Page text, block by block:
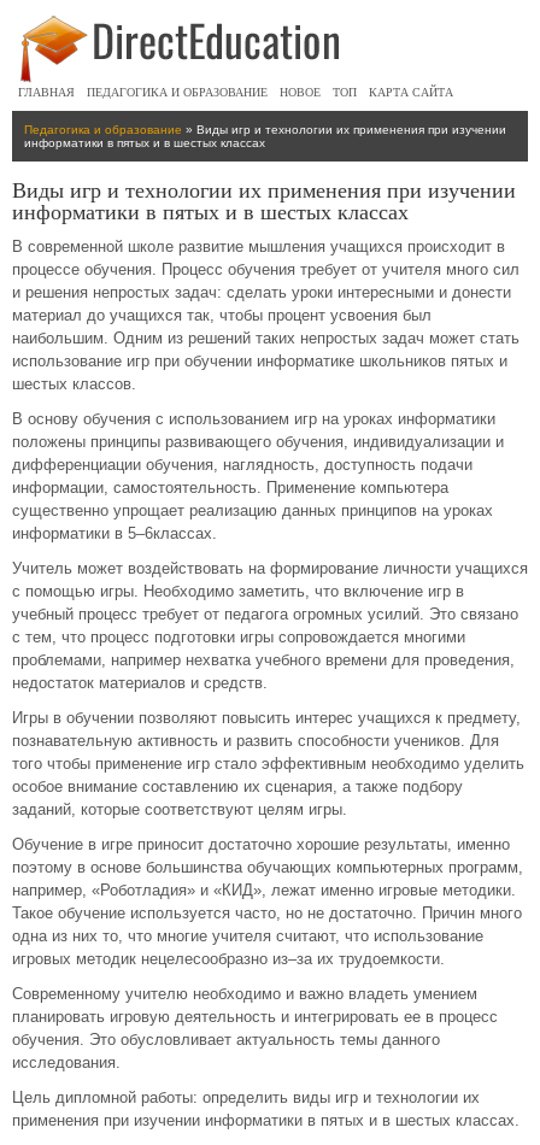
ГЛАВНАЯ ПЕДАГОГИКА И ОБРАЗОВАНИЕ НОВОЕ ТОП КАРТА САЙТА
Педагогика и образование » Виды игр и технологии их применения при изучении
информатики в пятых и в шестых классах
Виды игр и технологии их применения при изучении
информатики в пятых и в шестых классах
В современной школе развитие мышления учащихся происходит в
процессе обучения. Процесс обучения требует от учителя много сил
и решения непростых задач: сделать уроки интересными и донести
материал до учащихся так, чтобы процент усвоения был
наибольшим. Одним из решений таких непростых задач может стать
использование игр при обучении информатике школьников пятых и
шестых классов.
В основу обучения с использованием игр на уроках информатики
положены принципы развивающего обучения, индивидуализации и
дифференциации обучения, наглядность, доступность подачи
информации, самостоятельность. Применение компьютера
существенно упрощает реализацию данных принципов на уроках
информатики в 5–6классах.
Учитель может воздействовать на формирование личности учащихся
с помощью игры. Необходимо заметить, что включение игр в
учебный процесс требует от педагога огромных усилий. Это связано
с тем, что процесс подготовки игры сопровождается многими
проблемами, например нехватка учебного времени для проведения,
недостаток материалов и средств.
Игры в обучении позволяют повысить интерес учащихся к предмету,
познавательную активность и развить способности учеников. Для
того чтобы применение игр стало эффективным необходимо уделить
особое внимание составлению их сценария, а также подбору
заданий, которые соответствуют целям игры.
Обучение в игре приносит достаточно хорошие результаты, именно
поэтому в основе большинства обучающих компьютерных программ,
например, «Роботладия» и «КИД», лежат именно игровые методики.
Такое обучение используется часто, но не достаточно. Причин много
одна из них то, что многие учителя считают, что использование
игровых методик нецелесообразно из–за их трудоемкости.
Современному учителю необходимо и важно владеть умением
планировать игровую деятельность и интегрировать ее в процесс
обучения. Это обусловливает актуальность темы данного
исследования.
Цель дипломной работы: определить виды игр и технологии их
применения при изучении информатики в пятых и в шестых классах.